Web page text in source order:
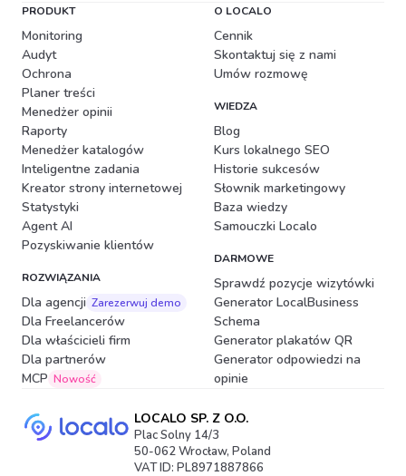
PRODUKT
Monitoring
Audyt
Ochrona
Planer treści
Menedżer opinii
Raporty
Menedżer katalogów
Inteligentne zadania
Kreator strony internetowej
Statystyki
Agent AI
Pozyskiwanie klientów
ROZWIĄZANIA
Dla agencji Zarezerwuj demo
Dla Freelancerów
Dla właścicieli firm
Dla partnerów
MCP Nowość
O LOCALO
Cennik
Skontaktuj się z nami
Umów rozmowę
WIEDZA
Blog
Kurs lokalnego SEO
Historie sukcesów
Słownik marketingowy
Baza wiedzy
Samouczki Localo
DARMOWE
Sprawdź pozycje wizytówki
Generator LocalBusiness
Schema
Generator plakatów QR
Generator odpowiedzi na
opinie
LOCALO SP. Z O.O.
Plac Solny 14/3
50-062 Wrocław, Poland
VAT ID: PL8971887866